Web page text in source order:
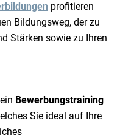
profitieren
Bildungsweg, der zu
Stärken sowie zu Ihren
Bewerbungstraining
Sie ideal auf Ihre